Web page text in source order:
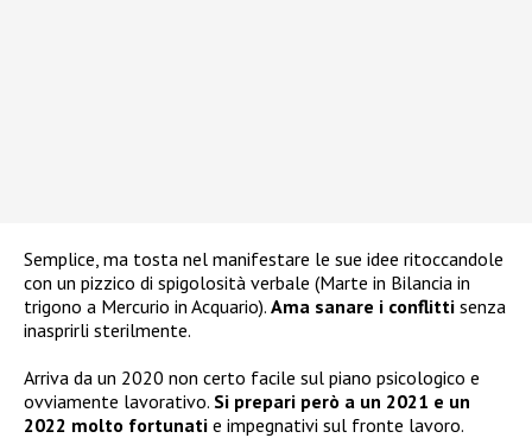
Semplice, ma tosta nel manifestare le sue idee ritoccandole
con un pizzico di spigolosità verbale (Marte in Bilancia in
trigono a Mercurio in Acquario). Ama sanare i conflitti senza
inasprirli sterilmente.
Arriva da un 2020 non certo facile sul piano psicologico e
ovviamente lavorativo. Si prepari però a un 2021 e un
2022 molto fortunati e impegnativi sul fronte lavoro.